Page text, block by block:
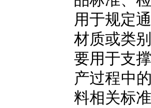
用于规定
材质或类
要用于支
产过程中
料相关标